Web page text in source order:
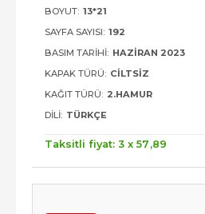
BOYUT: 13*21
SAYFA SAYISI: 192
BASIM TARIHI: HAZIRAN 2023
KAPAK TÜRÜ: CILTSIZ
KAĞIT TÜRÜ: 2.HAMUR
DILI: TÜRKÇE
Taksitli fiyat: 3 x 57 ,89